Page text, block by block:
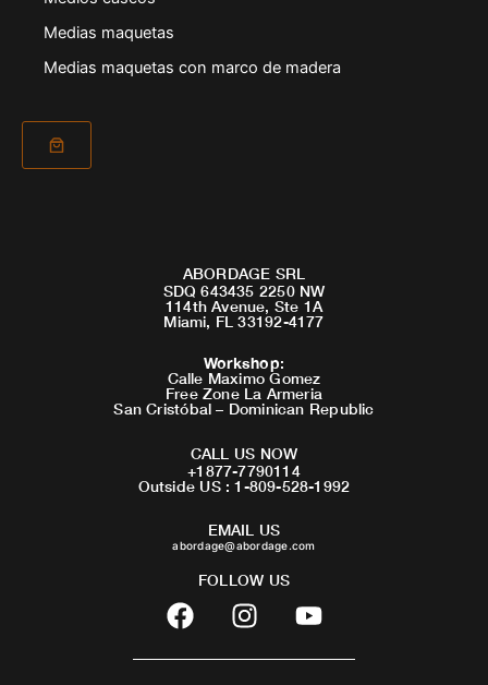
Medias maquetas
Medias maquetas con marco de madera
ABORDAGE SRL
SDQ 643435 2250 NW
114th Avenue, Ste 1A
Miami, FL 33192-4177
Workshop:
Calle Maximo Gomez
Free Zone La Armeria
San Cristóbal – Dominican Republic
CALL US NOW
+1877-7790114
Outside US : 1-809-528-1992
EMAIL US
abordage@abordage.com
FOLLOW US
F
a
c
I
n
s
Y
o
u